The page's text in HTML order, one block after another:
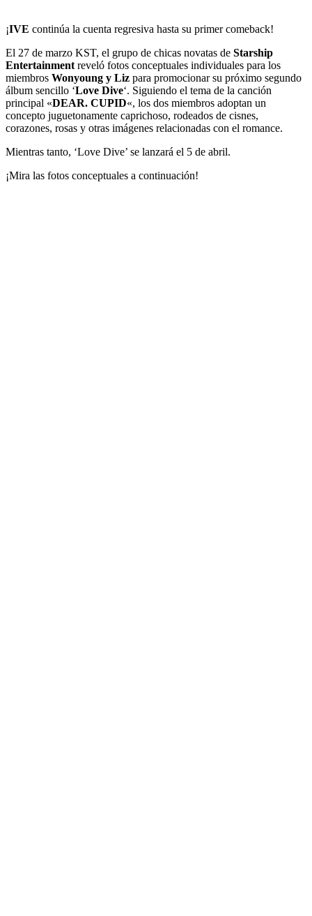
¡IVE continúa la cuenta regresiva hasta su primer comeback!
El 27 de marzo KST, el grupo de chicas novatas de Starship
Entertainment reveló fotos conceptuales individuales para los
miembros Wonyoung y Liz para promocionar su próximo segundo
álbum sencillo ‘Love Dive‘. Siguiendo el tema de la canción
principal «DEAR. CUPID«, los dos miembros adoptan un
concepto juguetonamente caprichoso, rodeados de cisnes,
corazones, rosas y otras imágenes relacionadas con el romance.
Mientras tanto, ‘Love Dive’ se lanzará el 5 de abril.
¡Mira las fotos conceptuales a continuación!